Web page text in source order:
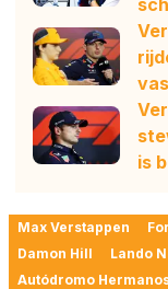
is
Max Verstappen
Damon Hill
Lando
Autódromo